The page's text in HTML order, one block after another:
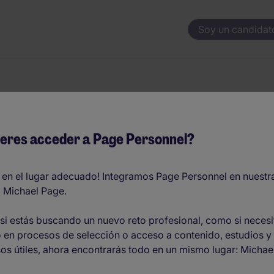
Soy un
2 años
acceder a Page Personnel?
en el lugar adecuado! Integramos Page Personnel en
Michael Page.
estás buscando un nuevo reto profesional, como si
en procesos de selección o acceso a contenido, estudios y
útiles, ahora encontrarás todo en un mismo lugar: